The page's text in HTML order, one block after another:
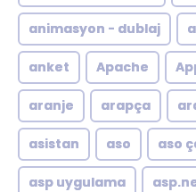
animasyon - dublaj
anket Apache
aranje arapça
asistan aso aso
asp uygulama